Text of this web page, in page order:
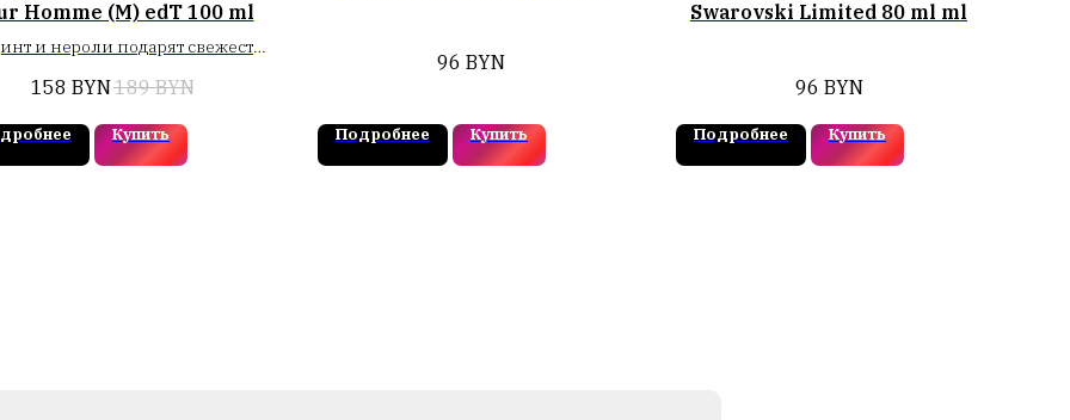
Homme (M) edT 100 ml
и нероли подарят свежесть,
согреют мускусные
Верхние нотки: петитгрейн,
нероли, бергамот. Сердце
мускатный шалфей,
158 BYN189 BYN
Купить
96 BYN
Подробнее Купить
Swarovski Limited 80 ml ml
96 BYN
Подробнее Купить